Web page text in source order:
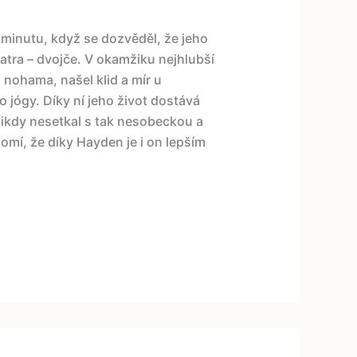
když se dozvěděl, že jeho
– dvojče. V okamžiku nejhlubší
našel klid a mír u
jógy. Díky ní jeho život dostává
nesetkal s tak nesobeckou a
že díky Hayden je i on lepším